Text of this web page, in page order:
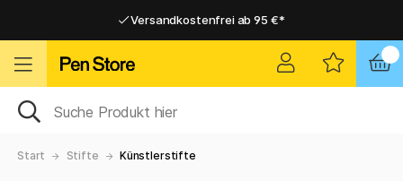
Versandkostenfrei ab 95 €*
Versandkostenfrei ab 95 €*
Start Stifte Künstlerstifte